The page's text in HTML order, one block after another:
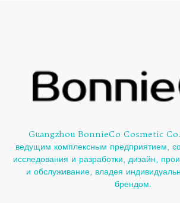
Guangzhou BonnieCo Cosmetic
ведущим комплексным предприятием,
исследования и разработки, дизайн,
и обслуживание, владея
брендом.